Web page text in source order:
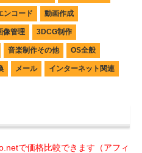
ンコード 動画作成
像管理 3DCG制作
音楽制作その他 OS全般
メール インターネット関連
で価格比較できます（アフィ